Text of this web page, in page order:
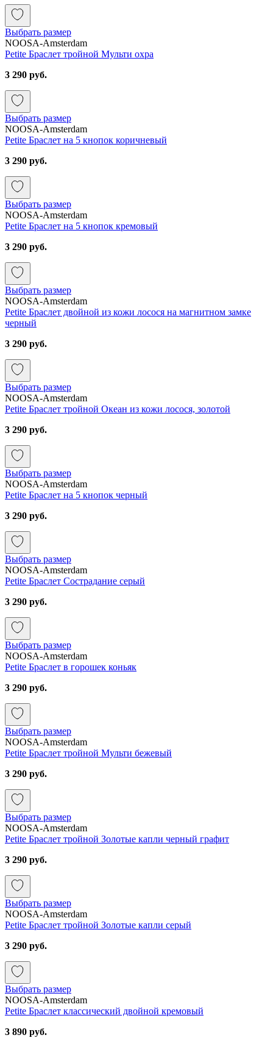
Выбрать размер
NOOSA-Amsterdam
Petite Браслет тройной Мульти охра
3 290 руб.
Выбрать размер
NOOSA-Amsterdam
Petite Браслет на 5 кнопок коричневый
3 290 руб.
Выбрать размер
NOOSA-Amsterdam
Petite Браслет на 5 кнопок кремовый
3 290 руб.
Выбрать размер
NOOSA-Amsterdam
Petite Браслет двойной из кожи лосося на магнитном замке
черный
3 290 руб.
Выбрать размер
NOOSA-Amsterdam
Petite Браслет тройной Океан из кожи лосося, золотой
3 290 руб.
Выбрать размер
NOOSA-Amsterdam
Petite Браслет на 5 кнопок черный
3 290 руб.
Выбрать размер
NOOSA-Amsterdam
Petite Браслет Сострадание серый
3 290 руб.
Выбрать размер
NOOSA-Amsterdam
Petite Браслет в горошек коньяк
3 290 руб.
Выбрать размер
NOOSA-Amsterdam
Petite Браслет тройной Мульти бежевый
3 290 руб.
Выбрать размер
NOOSA-Amsterdam
Petite Браслет тройной Золотые капли черный графит
3 290 руб.
Выбрать размер
NOOSA-Amsterdam
Petite Браслет тройной Золотые капли серый
3 290 руб.
Выбрать размер
NOOSA-Amsterdam
Petite Браслет классический двойной кремовый
3 890 руб.